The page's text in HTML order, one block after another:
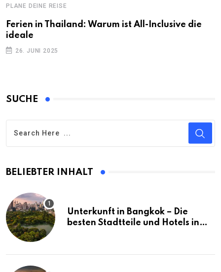
PLANE DEINE REISE
Ferien in Thailand: Warum ist All-Inclusive die
ideale
26. JUNI 2025
SUCHE
BELIEBTER INHALT
Unterkunft in Bangkok – Die
besten Stadtteile und Hotels in